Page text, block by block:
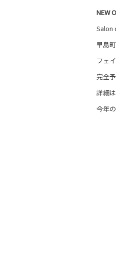
NEW
Salon
早島
フェ
完全
詳細は
今年